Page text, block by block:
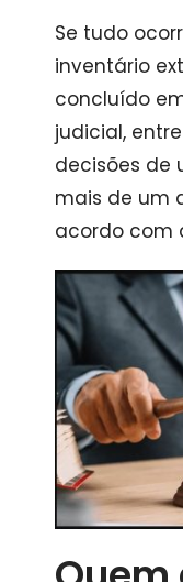
Se tudo
inventário
concluído
judicial,
decisões de
mais de um
acordo com